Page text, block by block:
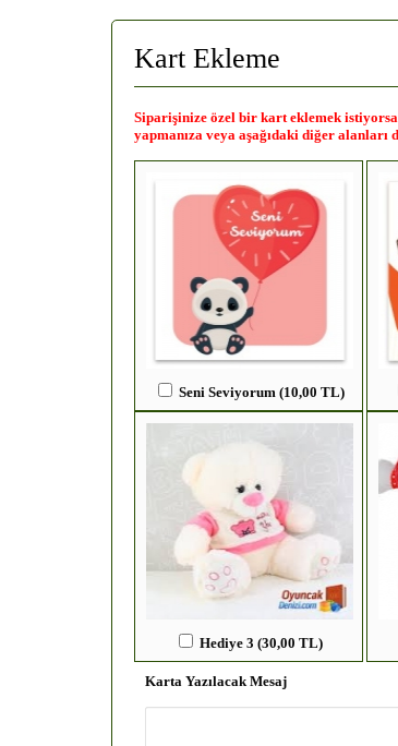
Kart Ekleme
Siparişinize özel bir kart eklemek
yapmanıza veya aşağıdaki diğer alanları
Seni Seviyorum (10,00 TL)
Hediye 3 (30,00 TL)
Karta Yazılacak Mesaj